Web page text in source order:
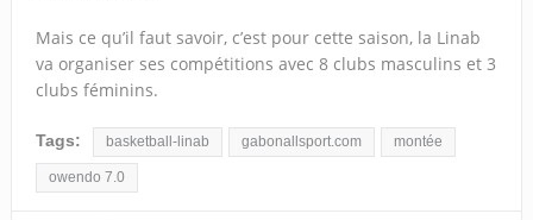
Mais ce qu’il faut savoir, c’est pour cette saison, la Linab
va organiser ses compétitions avec 8 clubs masculins et 3
clubs féminins.
Tags: basketball-linab gabonallsport.com montée
owendo 7.0